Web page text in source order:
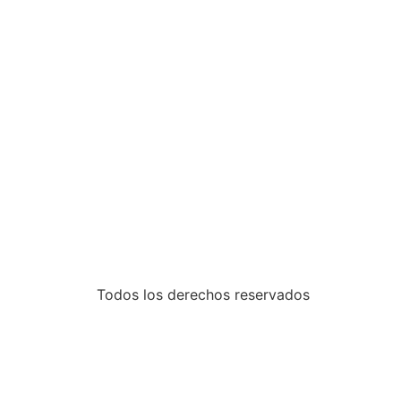
Todos los derechos reservados